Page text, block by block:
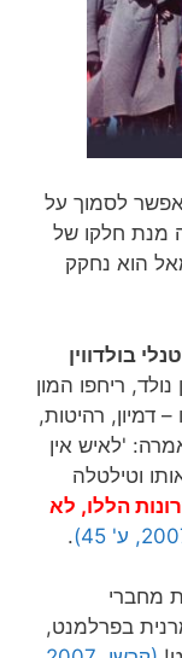
אפשר לסמוך על
מנת חלקו של
הוא נחקק
בולדווין
ריחפו המון
דמיון, רהיטות,
'לאיש אין
וטילטלה
הללו, לא
.
מחברי
בפרלמנט,